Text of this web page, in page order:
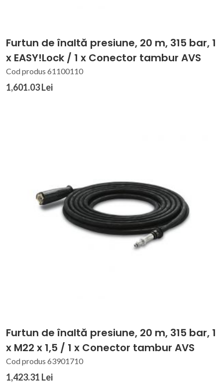
Furtun de înaltă presiune, 20 m, 315 bar, 1
x EASY!Lock / 1 x Conector tambur AVS
Cod produs 61100110
1,601.03 Lei
Furtun de înaltă presiune, 20 m, 315 bar, 1
x M22 x 1,5 / 1 x Conector tambur AVS
Cod produs 63901710
1,423.31 Lei